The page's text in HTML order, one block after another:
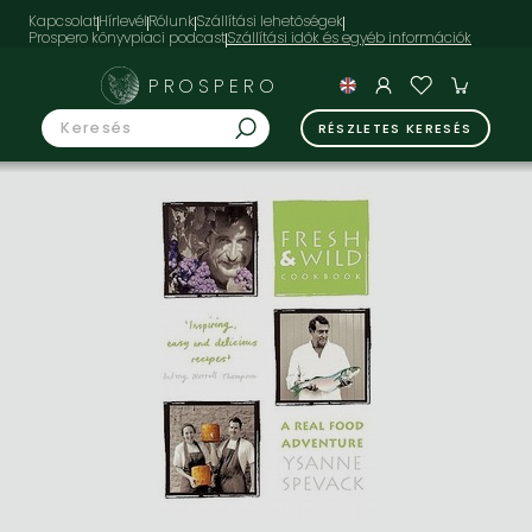
KapcsolatHírlevélRólunkSzállítási lehetőségek
Prospero könyvpiaci podcast
PROSPERO
RÉSZLETES KERESÉS